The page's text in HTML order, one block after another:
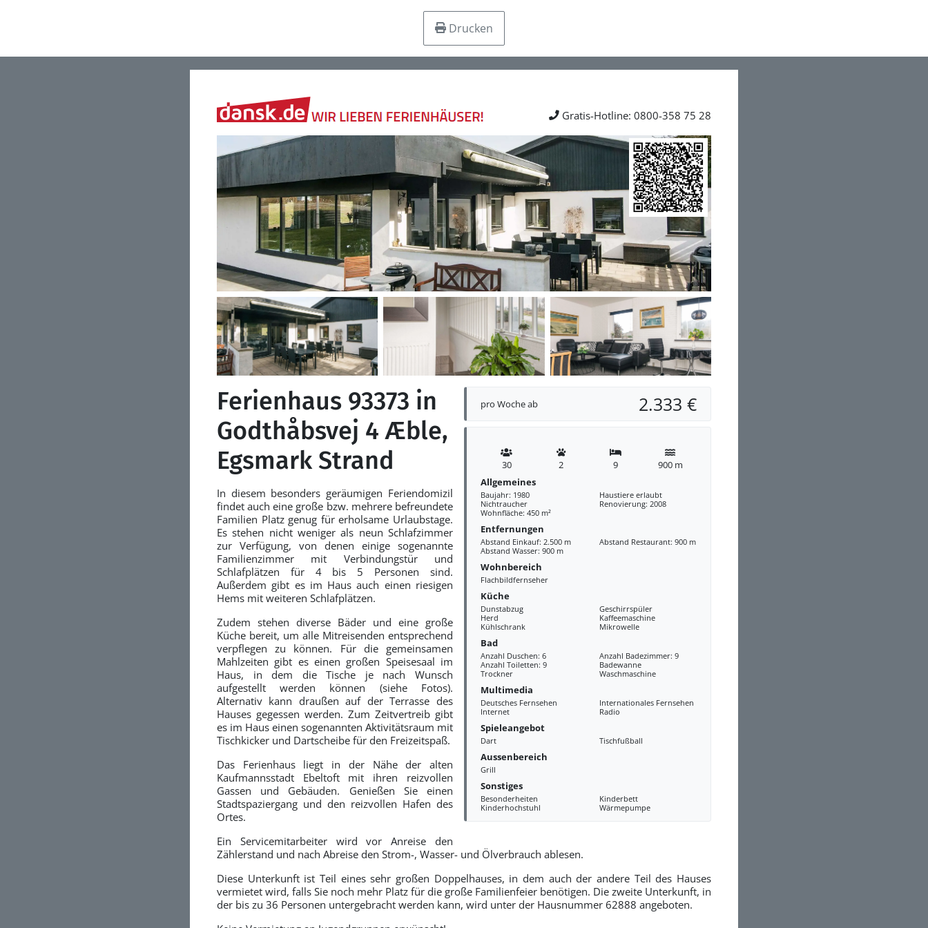
Drucken
Gratis-Hotline: 0800-358 75 28
pro Woche ab 2.333 €
30 2 9
900 m
Allgemeines
Baujahr: 1980
Haustiere erlaubt
Nichtraucher
Renovierung: 2008
Wohnfläche: 450 m²
Entfernungen
Abstand Einkauf: 2.500 m
Abstand Restaurant: 900 m
Abstand Wasser: 900 m
Wohnbereich
Flachbildfernseher
Küche
Dunstabzug
Geschirrspüler
Herd
Kaffeemaschine
Kühlschrank
Mikrowelle
Bad
Anzahl Duschen: 6
Anzahl Badezimmer: 9
Anzahl Toiletten: 9
Badewanne
Trockner
Waschmaschine
Multimedia
Deutsches Fernsehen
Internationales Fernsehen
Internet
Radio
Spieleangebot
Dart Tischfußball
Aussenbereich
Grill
Sonstiges
Besonderheiten
Kinderbett
Kinderhochstuhl
Wärmepumpe
Ferienhaus 93373 in
Godthåbsvej 4 Æble,
Egsmark Strand
In diesem besonders geräumigen Feriendomizil
findet auch eine große bzw. mehrere befreundete
Familien Platz genug für erholsame Urlaubstage.
Es stehen nicht weniger als neun Schlafzimmer
zur Verfügung, von denen einige sogenannte
Familienzimmer mit Verbindungstür und
Schlafplätzen für 4 bis 5 Personen sind.
Außerdem gibt es im Haus auch einen riesigen
Hems mit weiteren Schlafplätzen.
Zudem stehen diverse Bäder und eine große
Küche bereit, um alle Mitreisenden entsprechend
verpflegen zu können. Für die gemeinsamen
Mahlzeiten gibt es einen großen Speisesaal im
Haus, in dem die Tische je nach Wunsch
aufgestellt werden können (siehe Fotos).
Alternativ kann draußen auf der Terrasse des
Hauses gegessen werden. Zum Zeitvertreib gibt
es im Haus einen sogenannten Aktivitätsraum mit
Tischkicker und Dartscheibe für den Freizeitspaß.
Das Ferienhaus liegt in der Nähe der alten
Kaufmannsstadt Ebeltoft mit ihren reizvollen
Gassen und Gebäuden. Genießen Sie einen
Stadtspaziergang und den reizvollen Hafen des
Ortes.
Ein Servicemitarbeiter wird vor Anreise den
Zählerstand und nach Abreise den Strom-, Wasser- und Ölverbrauch ablesen.
Diese Unterkunft ist Teil eines sehr großen Doppelhauses, in dem auch der andere Teil des Hauses
vermietet wird, falls Sie noch mehr Platz für die große Familienfeier benötigen. Die zweite Unterkunft, in
der bis zu 36 Personen untergebracht werden kann, wird unter der Hausnummer 62888 angeboten.